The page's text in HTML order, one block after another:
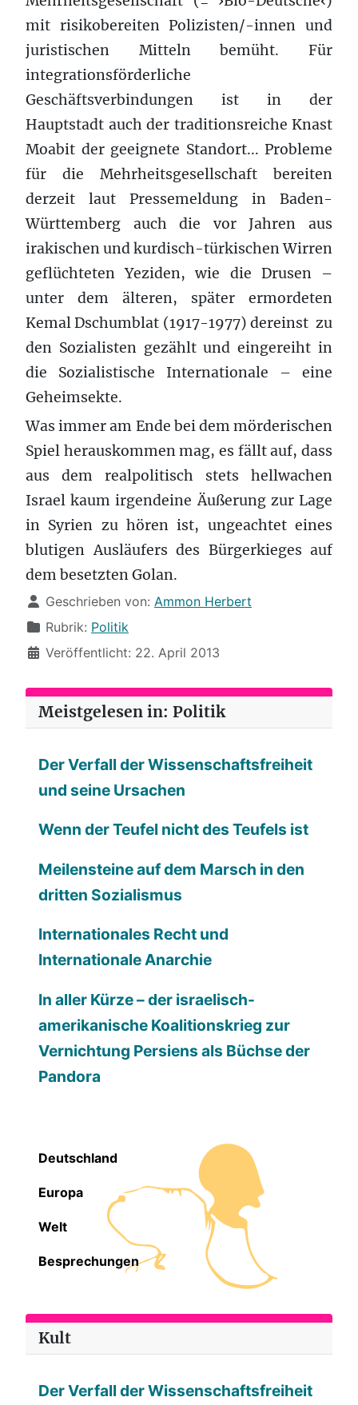
mit risikobereiten Polizisten/-innen und
juristischen Mitteln bemüht. Für
integrationsförderliche
Geschäftsverbindungen ist in der
Hauptstadt auch der traditionsreiche Knast
Moabit der geeignete Standort... Probleme
für die Mehrheitsgesellschaft bereiten
derzeit laut Pressemeldung in Baden-
Württemberg auch die vor Jahren aus
irakischen und kurdisch-türkischen Wirren
geflüchteten Yeziden, wie die Drusen –
unter dem älteren, später ermordeten
Kemal Dschumblat (1917-1977) dereinst zu
den Sozialisten gezählt und eingereiht in
die Sozialistische Internationale – eine
Geheimsekte.
Was immer am Ende bei dem mörderischen
Spiel herauskommen mag, es fällt auf, dass
aus dem realpolitisch stets hellwachen
Israel kaum irgendeine Äußerung zur Lage
in Syrien zu hören ist, ungeachtet eines
blutigen Ausläufers des Bürgerkieges auf
dem besetzten Golan.
Details
Geschrieben von: Ammon Herbert
Rubrik: Politik
Veröffentlicht: 22. April 2013
Meistgelesen in: Politik
Der Verfall der Wissenschaftsfreiheit
und seine Ursachen
Wenn der Teufel nicht des Teufels ist
Meilensteine auf dem Marsch in den
dritten Sozialismus
Internationales Recht und
Internationale Anarchie
In aller Kürze – der israelisch-
amerikanische Koalitionskrieg zur
Vernichtung Persiens als Büchse der
Pandora
Deutschland
Europa
Welt
Besprechungen
Kult
Der Verfall der Wissenschaftsfreiheit